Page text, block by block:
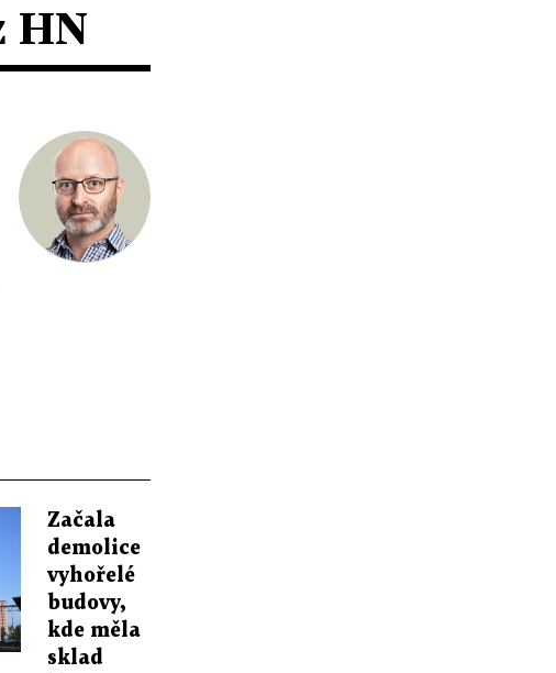
HN
Začala
demolice
vyhořelé
budovy,
kde měla
sklad